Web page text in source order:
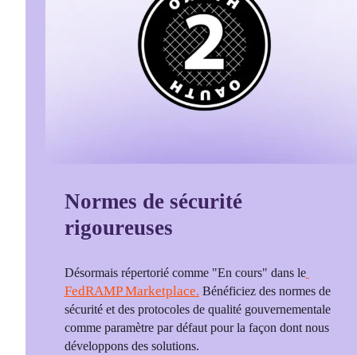
Normes de sécurité
rigoureuses
Désormais répertorié comme "En cours" dans le
FedRAMP Marketplace. Bénéficiez des normes de
sécurité et des protocoles de qualité gouvernementale
comme paramètre par défaut pour la façon dont nous
développons des solutions.